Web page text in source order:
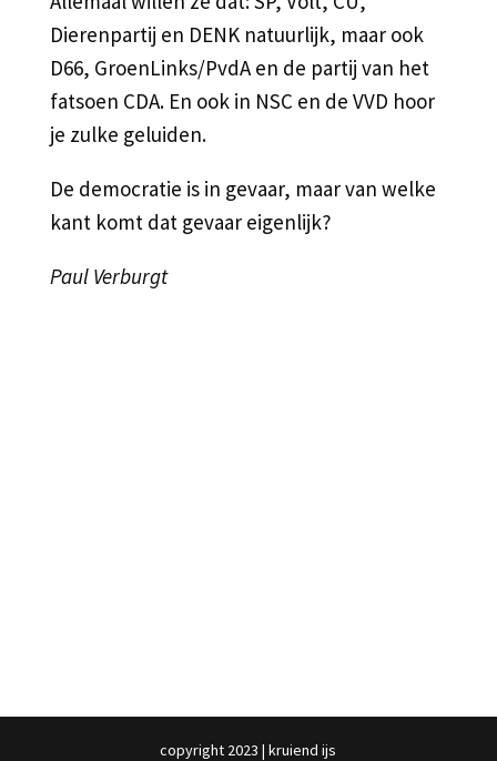
Dierenpartij en DENK natuurlijk, maar ook
D66, GroenLinks/PvdA en de partij van het
fatsoen CDA. En ook in NSC en de VVD hoor
je zulke geluiden.
De democratie is in gevaar, maar van welke
kant komt dat gevaar eigenlijk?
Paul Verburgt
copyright 2023 | kruiend ijs